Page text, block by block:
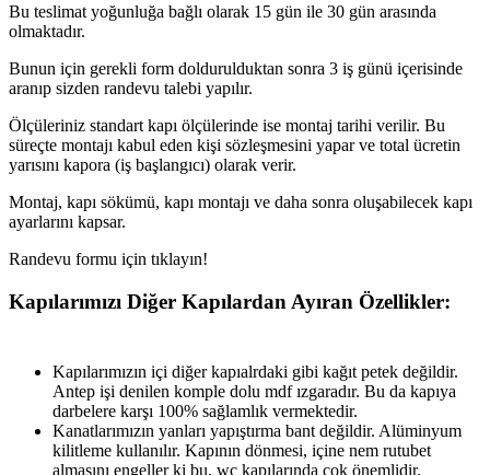
Bu teslimat yoğunluğa bağlı olarak 15 gün ile 30 gün arasında
olmaktadır.
Bunun için gerekli form doldurulduktan sonra 3 iş günü içerisinde
aranıp sizden randevu talebi yapılır.
Ölçüleriniz standart kapı ölçülerinde ise montaj tarihi verilir. Bu
süreçte montajı kabul eden kişi sözleşmesini yapar ve total ücretin
yarısını kapora (iş başlangıcı) olarak verir.
Montaj, kapı sökümü, kapı montajı ve daha sonra oluşabilecek kapı
ayarlarını kapsar.
Randevu formu için tıklayın!
Kapılarımızı Diğer Kapılardan Ayıran Özellikler:
Kapılarımızın içi diğer kapıalrdaki gibi kağıt petek değildir.
Antep işi denilen komple dolu mdf ızgaradır. Bu da kapıya
darbelere karşı 100% sağlamlık vermektedir.
Kanatlarımızın yanları yapıştırma bant değildir. Alüminyum
kilitleme kullanılır. Kapının dönmesi, içine nem rutubet
almasını engeller ki bu, wc kapılarında çok önemlidir.